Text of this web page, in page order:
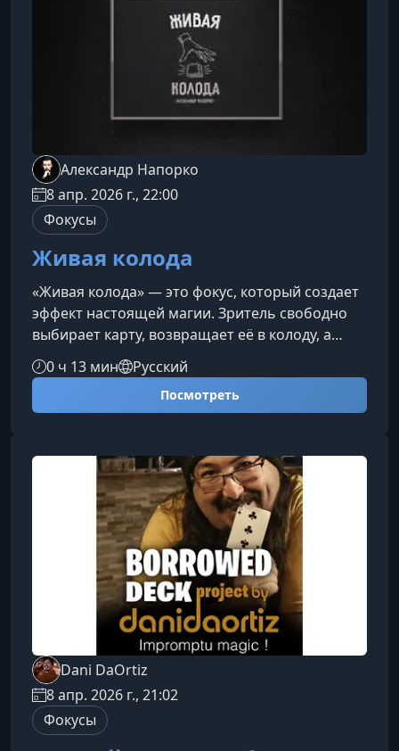
содержит разные карты
Александр Напорко
8 апр. 2026 г., 22:00
Фокусы
Живая колода
«Живая колода» — это фокус, который создает
эффект настоящей магии. Зритель свободно
выбирает карту, возвращает её в колоду, а
дальше происходит невозможное: колода сама
открывается в точном месте выбранной карты,
а затем та зрелищно вылетает наружу одним
скрытой механике и точной работе
исполнителя, но внешне выглядит как чистая
магия. Он идеально подходит как для
0 ч 13 мин Русский
Посмотреть
Dani DaOrtiz
8 апр. 2026 г., 21:02
Фокусы